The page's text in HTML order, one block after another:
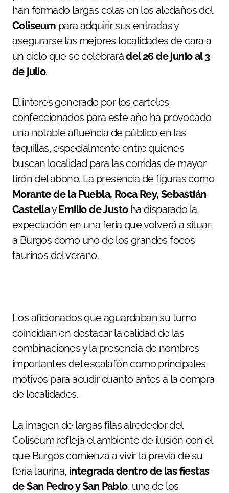
han formado largas colas en los aledaños del
Coliseum para adquirir sus entradas y
asegurarse las mejores localidades de cara a
un ciclo que se celebrarádel 26 de junio al 3
de julio.
El interés generado por los carteles
confeccionados para este año ha provocado
una notable afluencia de público en las
taquillas, especialmente entre quienes
buscan localidad para las corridas de mayor
tirón del abono. La presencia de figuras como
Morante de la Puebla, Roca Rey, Sebastián
CastellayEmilio de Justoha disparado la
expectación en una feria que volverá a situar
a Burgos como uno de los grandes focos
taurinos del verano.
Los aficionados que aguardaban su turno
coincidían en destacar la calidad de las
combinaciones y la presencia de nombres
importantes del escalafón como principales
motivos para acudir cuanto antes a la compra
de localidades.
La imagen de largas filas alrededor del
Coliseum refleja el ambiente de ilusión con el
que Burgos comienza a vivir la previa de su
feria taurina, integrada dentro de las fiestas
de San Pedro y San Pablo, uno de los